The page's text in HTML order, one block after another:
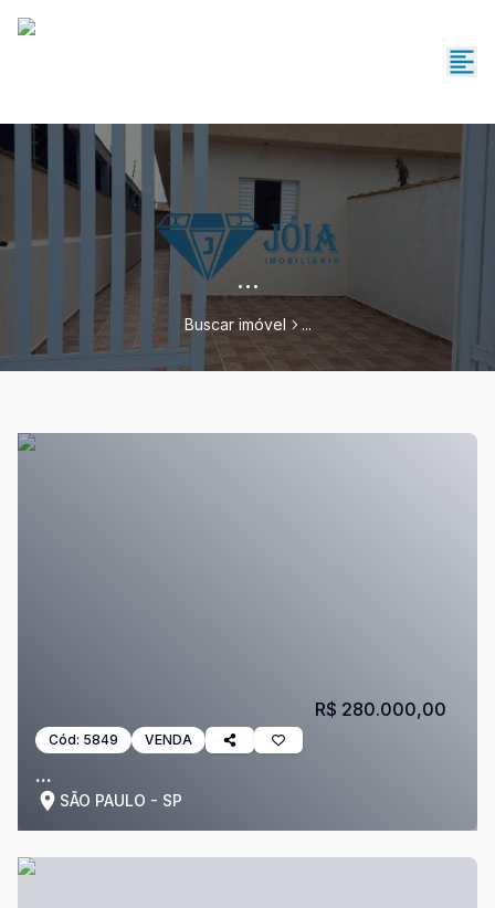
...
Buscar imóvel ...
Cód: 5849 VENDA
...
SÃO PAULO - SP
R$ 280.000,00